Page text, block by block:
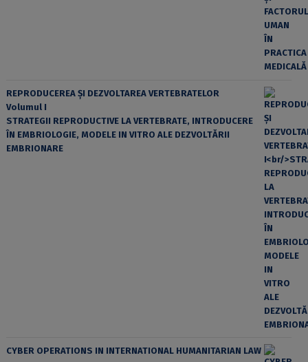
REPRODUCEREA ȘI DEZVOLTAREA VERTEBRATELOR
Volumul I
STRATEGII REPRODUCTIVE LA VERTEBRATE, INTRODUCERE
ÎN EMBRIOLOGIE, MODELE IN VITRO ALE DEZVOLTĂRII
EMBRIONARE
CYBER OPERATIONS IN INTERNATIONAL HUMANITARIAN LAW